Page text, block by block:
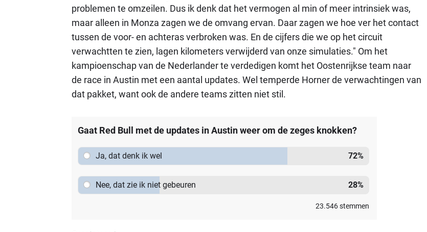
problemen te omzeilen. Dus ik denk dat het vermogen al min of meer intrinsiek was,
maar alleen in Monza zagen we de omvang ervan. Daar zagen we hoe ver het contact
tussen de voor- en achteras verbroken was. En de cijfers die we op het circuit
verwachtten te zien, lagen kilometers verwijderd van onze simulaties." Om het
kampioenschap van de Nederlander te verdedigen komt het Oostenrijkse team naar
de race in Austin met een aantal updates. Wel temperde Horner de verwachtingen van
dat pakket, want ook de andere teams zitten niet stil.
Gaat Red Bull met de updates in Austin weer om de zeges knokken?
Ja, dat denk ik wel 72%
Nee, dat zie ik niet gebeuren 28%
23.546stemmen